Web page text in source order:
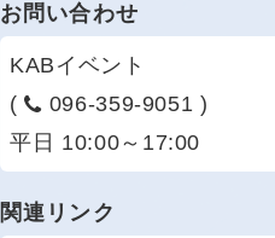
お問い合わせ
KABイベント
(
096-359-9051 )
平日 10:00～17:00
関連リンク